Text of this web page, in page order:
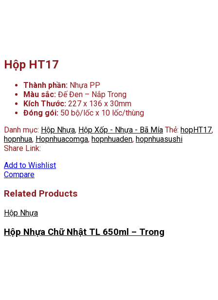
Hộp HT17
Thành phần: Nhựa PP
Màu sắc: Đế Đen – Nắp Trong
Kích Thước: 227 x 136 x 30mm
Đóng gói: 50 bộ/lốc x 10 lốc/thùng
Danh mục: Hộp Nhựa, Hộp Xốp - Nhựa - Bã Mía Thẻ: hopHT17,
hopnhua, Hopnhuacomga, hopnhuaden, hopnhuasushi
Share Link:
Add to Wishlist
Compare
Related Products
Hộp Nhựa
Hộp Nhựa Chữ Nhật TL 650ml – Trong